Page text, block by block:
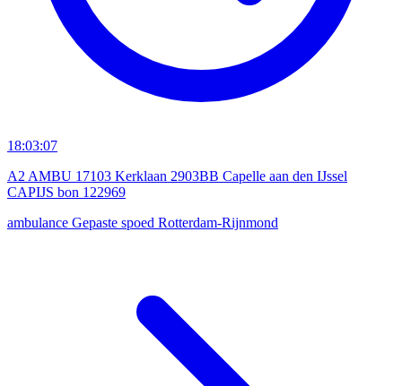
18:03:07
A2 AMBU 17103 Kerklaan 2903BB Capelle aan den IJssel
CAPIJS bon 122969
ambulance Gepaste spoed Rotterdam-Rijnmond